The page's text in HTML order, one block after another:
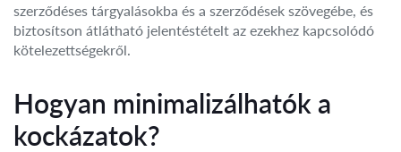
szerződéses tárgyalásokba és a szerződések szövegébe, és
biztosítson átlátható jelentéstételt az ezekhez kapcsolódó
kötelezettségekről.
Hogyan minimalizálhatók a
kockázatok?